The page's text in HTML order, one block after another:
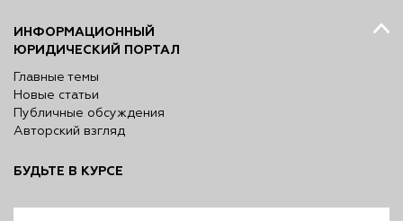
ИНФОРМАЦИОННЫЙ
ЮРИДИЧЕСКИЙ ПОРТАЛ
Главные темы
Новые статьи
Публичные обсуждения
Авторский взгляд
БУДЬТЕ В КУРСЕ